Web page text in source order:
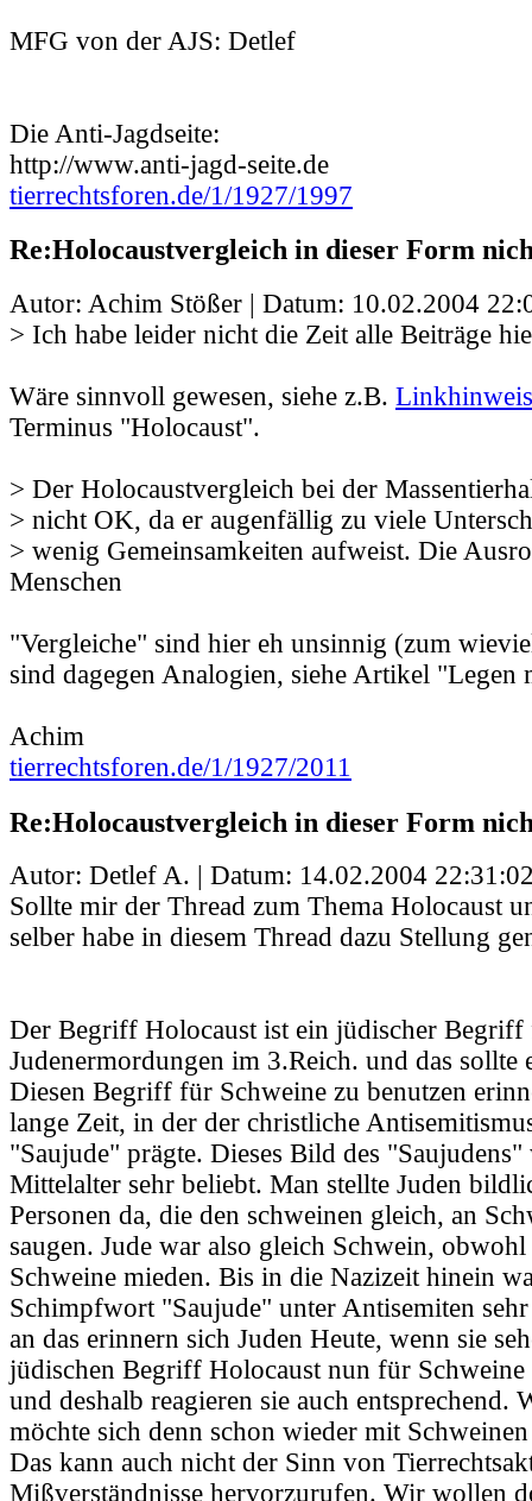
MFG von der AJS: Detlef
Die Anti-Jagdseite:
http://www.anti-jagd-seite.de
tierrechtsforen.de/1/1927/1997
Re:Holocaustvergleich in dieser Form
Autor: Achim Stößer | Datum: 10.02.2004
> Ich habe leider nicht die Zeit alle Beiträge
Wäre sinnvoll gewesen, siehe z.B.
Terminus "Holocaust".
> Der Holocaustvergleich bei der
> nicht OK, da er augenfällig zu viele
> wenig Gemeinsamkeiten aufweist. Die
Menschen
"Vergleiche" sind hier eh unsinnig (zum
sind dagegen Analogien, siehe Artikel "Legen
Achim
tierrechtsforen.de/1/1927/2011
Re:Holocaustvergleich in dieser Form
Autor: Detlef A. | Datum: 14.02.2004
Sollte mir der Thread zum Thema Holocaust
selber habe in diesem Thread dazu Stellung
Der Begriff Holocaust ist ein jüdischer Begriff
Judenermordungen im 3.Reich. und das sollte
Diesen Begriff für Schweine zu benutzen
lange Zeit, in der der christliche
"Saujude" prägte. Dieses Bild des
Mittelalter sehr beliebt. Man stellte Juden
Personen da, die den schweinen gleich, an
saugen. Jude war also gleich Schwein, obwohl
Schweine mieden. Bis in die Nazizeit hinein
Schimpfwort "Saujude" unter Antisemiten
an das erinnern sich Juden Heute, wenn sie
jüdischen Begriff Holocaust nun für Schweine
und deshalb reagieren sie auch entsprechend.
möchte sich denn schon wieder mit
Das kann auch nicht der Sinn von
Mißverständnisse hervorzurufen. Wir wollen